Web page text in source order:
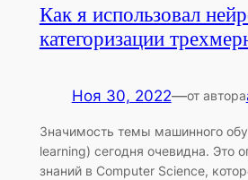
Как я использовал
категоризации
Ноя 30, 2022—от автора
Значимость темы машинного
learning) сегодня очевидна. Это
знаний в Computer Science,